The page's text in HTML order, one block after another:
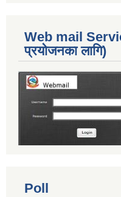
Web mail
प्रयोजनका लागि)
Poll